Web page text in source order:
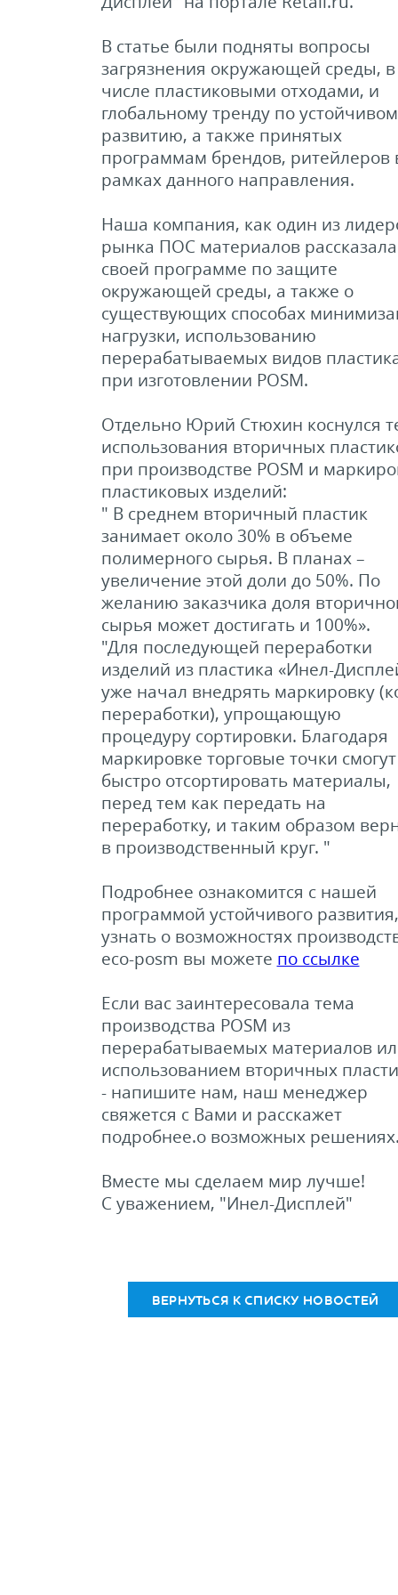
В статье были подняты вопросы
загрязнения окружающей среды,
числе пластиковыми отходами, и
глобальному тренду по
развитию, а также принятых
программам брендов, ритейлеров
рамках данного направления.
Наша компания, как один из
рынка ПОС материалов
своей программе по защите
окружающей среды, а также о
существующих способах
нагрузки, использованию
перерабатываемых видов
при изготовлении POSM.
Отдельно Юрий Стюхин коснулся
использования вторичных
при производстве POSM и
пластиковых изделий:
" В среднем вторичный пластик
занимает около 30% в объеме
полимерного сырья. В планах –
увеличение этой доли до 50%. По
желанию заказчика доля
сырья может достигать и 100%».
"Для последующей переработки
изделий из пластика «Инел-
уже начал внедрять маркировку
переработки), упрощающую
процедуру сортировки. Благодаря
маркировке торговые точки смогут
быстро отсортировать материалы,
перед тем как передать на
переработку, и таким образом
в производственный круг. "
Подробнее ознакомится с нашей
программой устойчивого развития,
узнать о возможностях
eco-posm вы можете по ссылке
Если вас заинтересовала тема
производства POSM из
перерабатываемых материалов
использованием вторичных
- напишите нам, наш менеджер
свяжется с Вами и расскажет
подробнее.о возможных
Вместе мы сделаем мир лучше!
С уважением, "Инел-Дисплей"
ВЕРНУТЬСЯ К СПИСКУ НОВОСТЕЙ